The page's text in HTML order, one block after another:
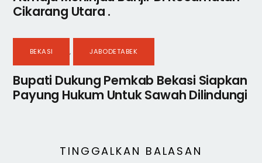
Cikarang Utara .
BEKASI , JABODETABEK
Bupati Dukung Pemkab Bekasi Siapkan
Payung Hukum Untuk Sawah Dilindungi
TINGGALKAN BALASAN